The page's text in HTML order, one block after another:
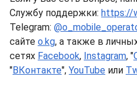
Службу поддержки: https://
Telegram:
сайте o.kg, а также в
сетях Facebook, Instagram, "
"ВКонтакте", YouTube или